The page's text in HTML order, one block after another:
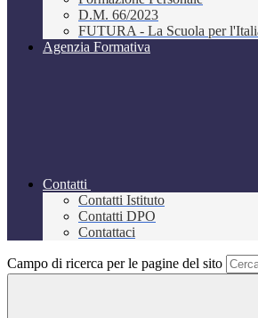
D.M. 66/2023
FUTURA - La Scuola per
Agenzia Formativa
Contatti
Contatti Istituto
Contatti DPO
Contattaci
Campo di ricerca per le pagine del sito